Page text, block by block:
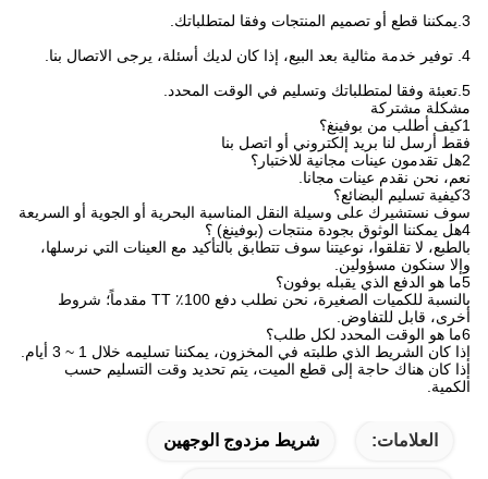
- نعم
تعبئة النقل
ملف الشركة
شينزين بوفينغ المواد التعبئة والتغليف المحدودة (بوفينغ) هي شركة عالمية
مصنعة للآلات، التي تكرس في مجال الدقة القطع القطع، وتصميم
المنتجات اللاصقة،منتجات العزل، الحصول على أفضل الحلول وتحسين
جودة وأداء المنتجات للعميل.
مبدأ تشغيل شركة "بوفينغ" هو "التنفيذ على أساس السوق
والإخلاص،العميل والجودة العالية تأتي أولاً".وقد شكلت PUFENG فريق
فني قوي للعملاء في جميع أنحاء العالم لتطوير المنتجات الدقيقةمبدأ جودة
"بوفينغ" هو خدمة العملاء بدقة في كل نقطة صغيرة من طلبات
العملاء.نأمل في بناء علاقات تجارية معك على أساس المساواة والفائدة
المتبادلة.
خدماتنا
1.سيتم الإجابة على استفساراتكم حول منتجاتنا خلال 12 ساعة